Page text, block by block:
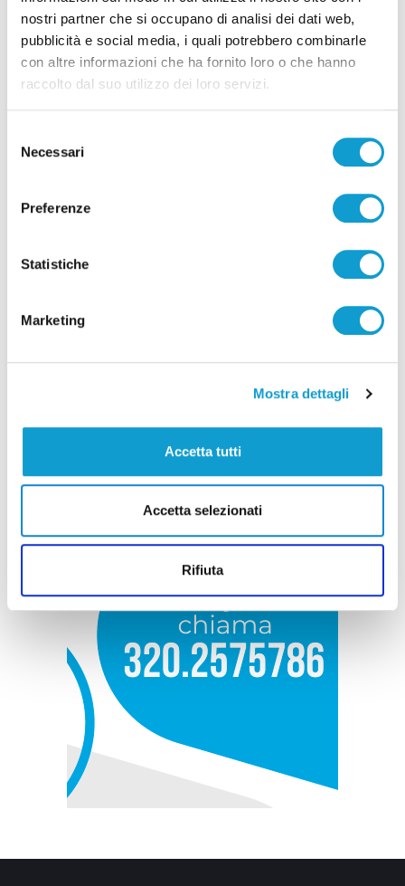
nostri partner che si occupano di analisi dei dati web,
pubblicità e social media, i quali potrebbero combinarle
con altre informazioni che ha fornito loro o che hanno
raccolto dal suo utilizzo dei loro servizi.
delNecessari
Preferenze
Statistiche
Marketing
Mostra dettagli
Accetta tutti
Accetta selezionati
Rifiuta
Calcio Serie C - Il Pineto nell’anticipo del
venerdì sera trova la Ternana
16/01/2025